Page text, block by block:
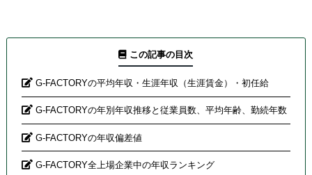
この記事の目次
G-FACTORYの平均年収・生涯年収（生涯賃金）・初任給
G-FACTORYの年別年収推移と従業員数、平均年齢、勤続年数
G-FACTORYの年収偏差値
G-FACTORY全上場企業中の年収ランキング